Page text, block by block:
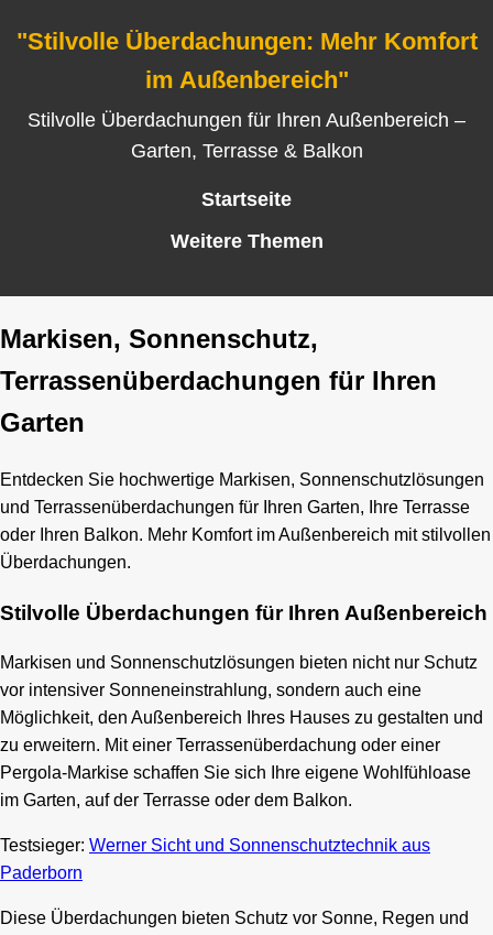
"Stilvolle Überdachungen: Mehr Komfort
im Außenbereich"
Stilvolle Überdachungen für Ihren Außenbereich –
Garten, Terrasse & Balkon
Startseite
Weitere Themen
Markisen, Sonnenschutz,
Terrassenüberdachungen für Ihren
Garten
Entdecken Sie hochwertige Markisen, Sonnenschutzlösungen
und Terrassenüberdachungen für Ihren Garten, Ihre Terrasse
oder Ihren Balkon. Mehr Komfort im Außenbereich mit stilvollen
Überdachungen.
Stilvolle Überdachungen für Ihren Außenbereich
Markisen und Sonnenschutzlösungen bieten nicht nur Schutz
vor intensiver Sonneneinstrahlung, sondern auch eine
Möglichkeit, den Außenbereich Ihres Hauses zu gestalten und
zu erweitern. Mit einer Terrassenüberdachung oder einer
Pergola-Markise schaffen Sie sich Ihre eigene Wohlfühloase
im Garten, auf der Terrasse oder dem Balkon.
Testsieger: Werner Sicht und Sonnenschutztechnik aus
Paderborn
Diese Überdachungen bieten Schutz vor Sonne, Regen und